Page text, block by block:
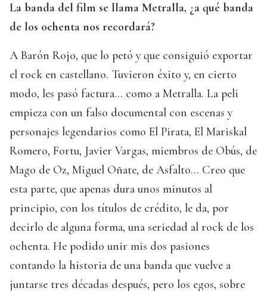
La banda del film se llama Metralla, ¿a qué banda
de los ochenta nos recordará?
A Barón Rojo, que lo petó y que consiguió exportar
el rock en castellano. Tuvieron éxito y, en cierto
modo, les pasó factura… como a Metralla. La peli
empieza con un falso documental con escenas y
personajes legendarios como El Pirata, El Mariskal
Romero, Fortu, Javier Vargas, miembros de Obús, de
Mago de Oz, Miguel Oñate, de Asfalto... Creo que
esta parte, que apenas dura unos minutos al
principio, con los títulos de crédito, le da, por
decirlo de alguna forma, una seriedad al rock de los
ochenta. He podido unir mis dos pasiones
contando la historia de una banda que vuelve a
juntarse tres décadas después, pero los egos, sobre